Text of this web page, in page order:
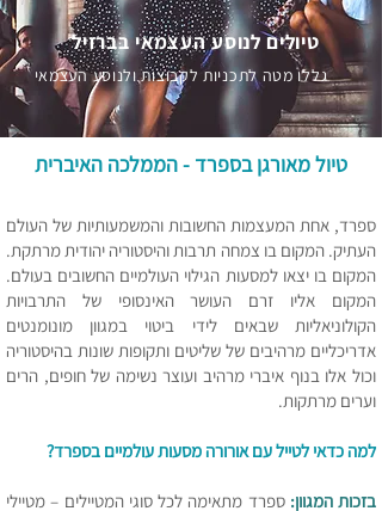
טיולים לנוסע העצמאי בברזיל
גללו מטה לתכניות לקבוצות ולנוסע העצמאי
טיול מאורגן בספרד - הממלכה האיברית
ספרד, אחת המעצמות החשובות והמשמעותיות של העולם
העתיק. המקום בו צמחה תרבות והיסטוריה יהודית מרתקת.
המקום בו יצאו למסעות הגילוי העולמיים החשובים בעולם.
המקום אליו זרם העושר האינסופי של התרבויות
הקולוניאליות שבאים לידי ביטוי במגוון מונומנטים
אדריכליים מרהיבים של שליטים ותקופות שונות בהיסטוריה
וכול אלו בנוף איברי מרהיב ועוצר נשימה של חופים, הרים
וערים מרתקות.
למה כדאי לטייל עם אורורה מסעות עולמיים בספרד?
בזכות המגוון: ספרד מתאימה לכל סוגי המטיילים – מטיילי